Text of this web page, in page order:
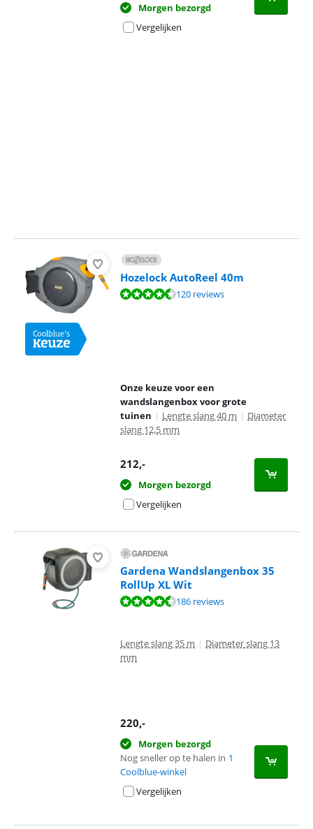
Morgen bezorgd
Vergelijken
Hozelock AutoReel 40m
Beoordeling is 8,9 van de 10, gebaseerd op 120 reviews.
120 reviews
Onze keuze voor een
wandslangenbox voor grote
tuinen | Lengte slang 40 m | Diameter
slang 12,5 mm
212,-
Morgen bezorgd
Vergelijken
Gardena Wandslangenbox 35
RollUp XL Wit
Beoordeling is 9,1 van de 10, gebaseerd op 186 reviews.
186 reviews
Lengte slang 35 m | Diameter slang 13
mm
220,-
Morgen bezorgd
Nog sneller op te halen in 1
Coolblue-winkel
Vergelijken